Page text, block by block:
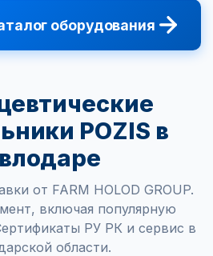
оборудования
POZIS в
от FARM HOLOD GROUP.
включая популярную
РУ РК и сервис в
области.